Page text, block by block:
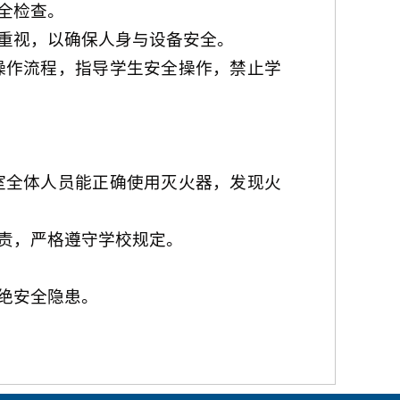
检查。
，以确保人身与设备安全。
流程，指导学生安全操作，禁止学
体人员能正确使用灭火器，发现火
严格遵守学校规定。
安全隐患。